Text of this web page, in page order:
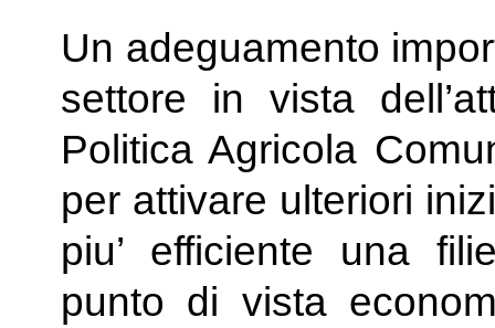
Un adeguamento
settore in vista
Politica Agricola
per attivare ulteriori
piu’ efficiente una
punto di vista